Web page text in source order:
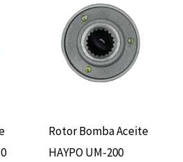
Rotor Bomba Aceite
HAYPO UM-200